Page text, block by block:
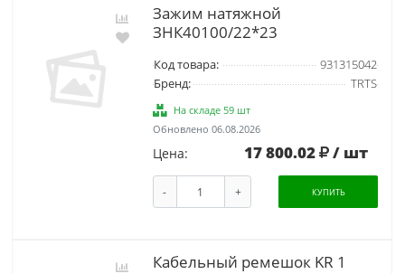
Зажим натяжной
ЗНК40100/22*23
Код товара:
931315042
Бренд:
TRTS
На складе 59 шт
Обновлено 06.08.2026
Цена: 17 800.02 / шт
- + КУПИТЬ
Кабельный ремешок KR 1